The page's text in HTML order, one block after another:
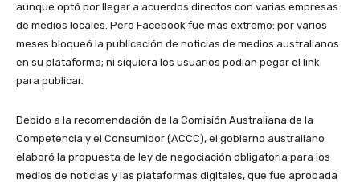
aunque optó por llegar a acuerdos directos con varias empresas
de medios locales. Pero Facebook fue más extremo: por varios
meses bloqueó la publicación de noticias de medios australianos
en su plataforma; ni siquiera los usuarios podían pegar el link
para publicar.
Debido a la recomendación de la Comisión Australiana de la
Competencia y el Consumidor (ACCC), el gobierno australiano
elaboró la propuesta de ley de negociación obligatoria para los
medios de noticias y las plataformas digitales, que fue aprobada